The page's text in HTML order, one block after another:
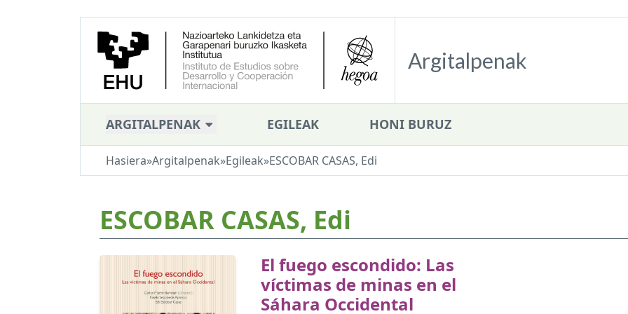
Argitalpenak
ARGITALPENAK EGILEAK HONI BURUZ
Hasiera»Argitalpenak»Egileak»ESCOBAR CASAS, Edi
ESCOBAR CASAS, Edi
El fuego escondido: Las
víctimas de minas en el
Sáhara Occidental